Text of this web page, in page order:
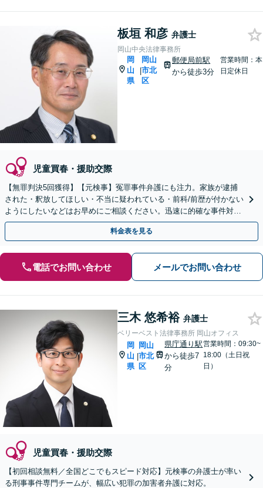
板垣 和彦 弁護士
岡山中央法律事務所
岡
山
県
|
岡山
市北
区
郵便局前駅
から徒歩3分
営業時間：本
日定休日
児童買春・援助交際
【無罪判決5回獲得】【元検事】冤罪事件弁護にも注力。家族が逮捕
された・釈放してほしい・不当に疑われている・前科/前歴が付かない
ようにしたいなどはお早めにご相談ください。迅速に的確な事件対応
に定評あり。【夜間休日・全国対応可】【分割払い可】
料金表を見る
電話でお問い合わせ メールでお問い合わせ
三木 悠希裕 弁護士
ベリーベスト法律事務所 岡山オフィス
岡
山
県
|
岡山
市北
区
県庁通り駅
から徒歩7
分
営業時間：09:30~
18:00（土日祝
日）
児童買春・援助交際
【初回相談無料／全国どこでもスピード対応】元検事の弁護士が率い
る刑事事件専門チームが、幅広い犯罪の加害者弁護に対応。